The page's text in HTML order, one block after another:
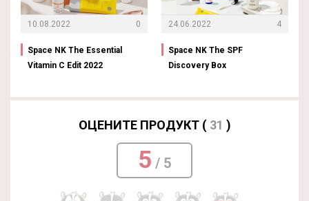
10.08.2022 0
Space NK The Essential
Vitamin C Edit 2022
24.06.2022 4
Space NK The SPF
Discovery Box
ОЦЕНИТЕ ПРОДУКТ ( 31 )
5 / 5